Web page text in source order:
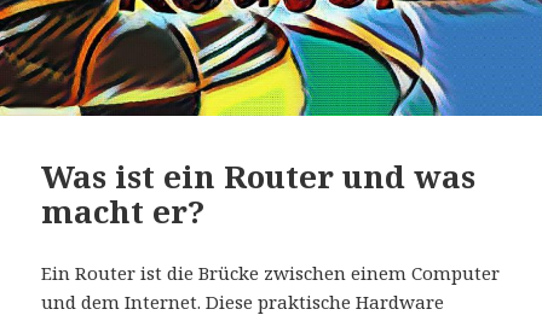
Was ist ein Router und was
macht er?
Ein Router ist die Brücke zwischen einem Computer
und dem Internet. Diese praktische Hardware